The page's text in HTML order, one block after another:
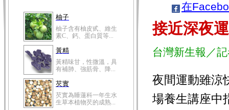
柚子
柚子含有柚皮甙、維生
素C、鈣、蛋白質等...
黃精
黃精味甘，性微溫，具
有補肺、強筋骨、降...
芡實
芡實為睡蓮科一年生水
生草本植物芡的成熟...
在
接近深夜
台灣新生報／
夜間運動雖涼
場養生講座中